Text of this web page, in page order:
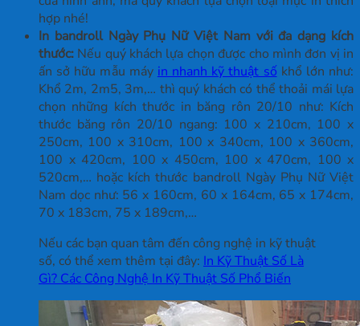
hợp nhé!
In bandroll Ngày Phụ Nữ Việt Nam với đa dạng kích
thước: Nếu quý khách lựa chọn được cho mình đơn vị in
ấn sở hữu mẫu máy in nhanh kỹ thuật sốkhổ lớn như:
Khổ 2m, 2m5, 3m,… thì quý khách có thể thoải mái lựa
chọn những kích thước in băng rôn 20/10 như: Kích
thước băng rôn 20/10 ngang: 100 x 210cm, 100 x
250cm, 100 x 310cm, 100 x 340cm, 100 x 360cm,
100 x 420cm, 100 x 450cm, 100 x 470cm, 100 x
520cm,… hoặc kích thước bandroll Ngày Phụ Nữ Việt
Nam dọc như: 56 x 160cm, 60 x 164cm, 65 x 174cm,
70 x 183cm, 75 x 189cm,…
Nếu các bạn quan tâm đến công nghệ in kỹ thuật
số, có thể xem thêm tại đây: In Kỹ Thuật Số Là
Gì? Các Công Nghệ In Kỹ Thuật Số Phổ Biến